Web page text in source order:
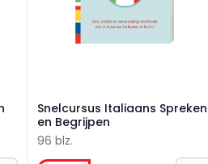
Snelcursus Italiaans Spreken
en Begrijpen
96 blz.